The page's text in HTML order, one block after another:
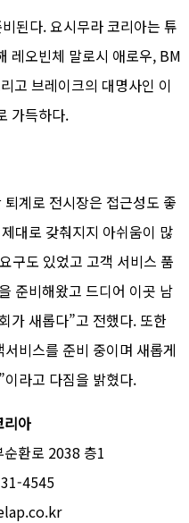
된다. 요시무라 코리아는 튜
레오빈체 말로시 애로우, BM
고 브레이크의 대명사인 이
가득하다.
계로 전시장은 접근성도 좋
대로 갖춰지지 아쉬움이 많
구도 있었고 고객 서비스 품
준비해왔고 드디어 이곳 남
가 새롭다”고 전했다. 또한
비스를 준비 중이며 새롭게
라고 다짐을 밝혔다.
리아
환로 2038 층1
4545